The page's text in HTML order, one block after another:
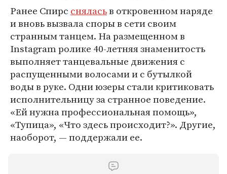
Ранее Спирс сняласьв откровенном наряде
и вновь вызвала споры в сети своим
странным танцем. На размещенном в
Instagram ролике 40-летняя знаменитость
выполняет танцевальные движения с
распущенными волосами и с бутылкой
воды в руке. Одни юзеры стали критиковать
исполнительницу за странное поведение.
«Ей нужна профессиональная помощь»,
«Тупица», «Что здесь происходит?». Другие,
наоборот, — поддержали ее.